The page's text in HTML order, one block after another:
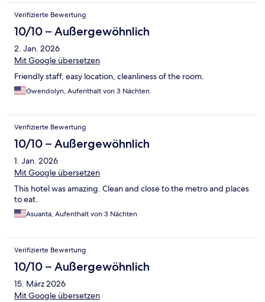
Verifizierte Bewertung
10/10 – Außergewöhnlich
2. Jan. 2026
Mit Google übersetzen
Friendly staff, easy location, cleanliness of the room.
Gwendolyn, Aufenthalt von 3 Nächten
Verifizierte Bewertung
10/10 – Außergewöhnlich
1. Jan. 2026
Mit Google übersetzen
This hotel was amazing. Clean and close to the metro and places
to eat.
Asuanta, Aufenthalt von 3 Nächten
Verifizierte Bewertung
10/10 – Außergewöhnlich
15. März 2026
Mit Google übersetzen